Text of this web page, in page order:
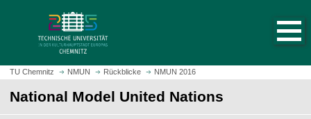
t
e
i
TU Chemnitz NMUN Rückblicke NMUN 2016
National Model United Nations